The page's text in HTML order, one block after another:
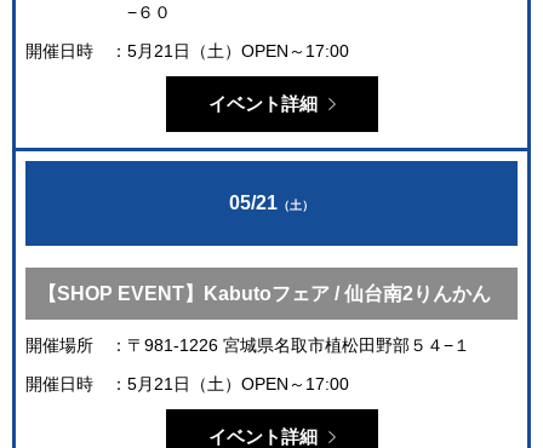
−６０
開催日時
5月21日（土）OPEN～17:00
イベント詳細
05/21 （土）
【SHOP EVENT】Kabutoフェア / 仙台南2りんかん
開催場所
〒981-1226 宮城県名取市植松田野部５４−１
開催日時
5月21日（土）OPEN～17:00
イベント詳細